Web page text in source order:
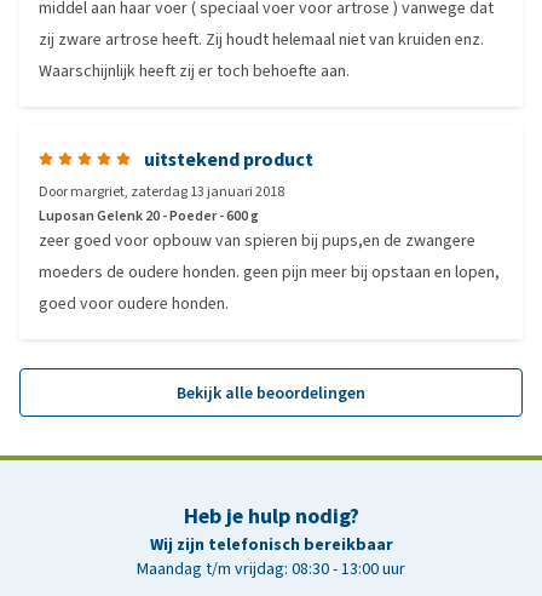
middel aan haar voer ( speciaal voer voor artrose ) vanwege dat
zij zware artrose heeft. Zij houdt helemaal niet van kruiden enz.
Waarschijnlijk heeft zij er toch behoefte aan.
uitstekend product
Doormargriet, zaterdag 13 januari 2018
Luposan Gelenk 20 - Poeder - 600 g
zeer goed voor opbouw van spieren bij pups,en de zwangere
moeders de oudere honden. geen pijn meer bij opstaan en lopen,
goed voor oudere honden.
Bekijk alle beoordelingen
Heb je hulp nodig?
Wij zijn telefonisch bereikbaar
Maandag t/m vrijdag: 08:30 - 13:00 uur